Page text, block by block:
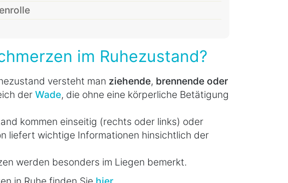
im Ruhezustand?
versteht man ziehende, brennende oder
der Wade, die ohne eine körperliche Betätigung
kommen einseitig (rechts oder links) oder
liefert wichtige Informationen hinsichtlich der
werden besonders im Liegen bemerkt.